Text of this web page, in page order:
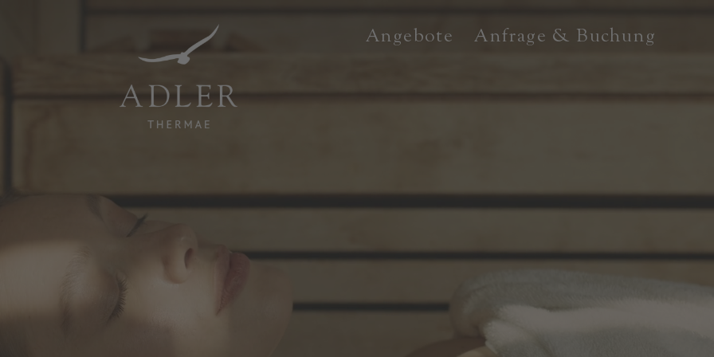
Angebote Anfrage & Buchung